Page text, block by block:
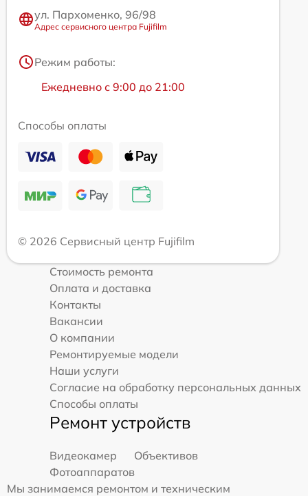
ул. Пархоменко, 96/98
Адрес сервисного центра Fujifilm
Режим работы:
Ежедневно с 9:00 до 21:00
Способы оплаты
© 2026 Сервисный центр Fujifilm
Стоимость ремонта
Оплата и доставка
Контакты
Вакансии
О компании
Ремонтируемые модели
Наши услуги
Согласие на обработку персональных данных
Способы оплаты
Ремонт устройств
Видеокамер
Объективов
Фотоаппаратов
Мы занимаемся ремонтом и техническим